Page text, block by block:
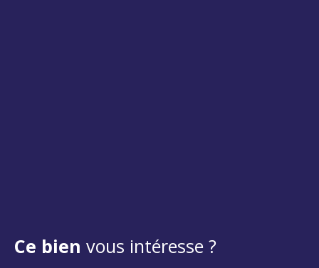
Ce bien vous intéresse ?